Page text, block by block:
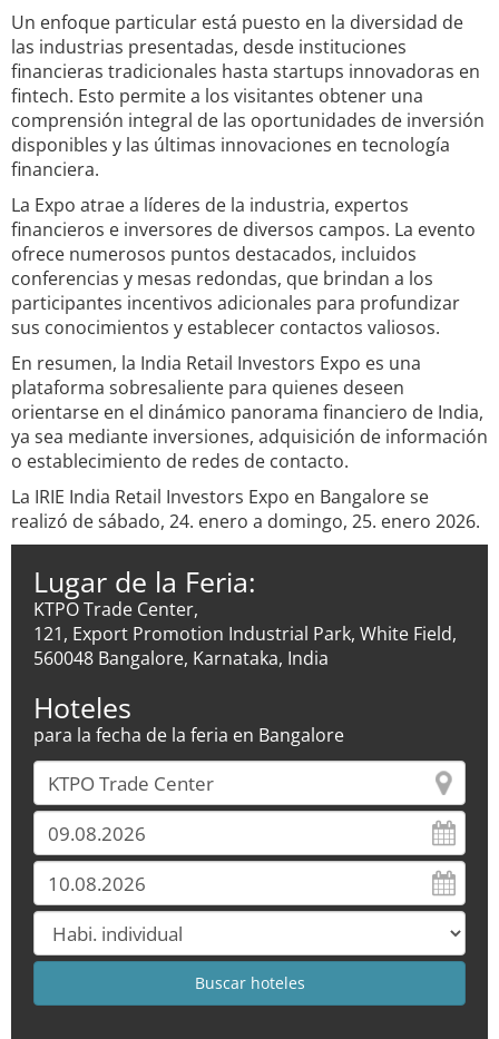
Un enfoque particular está puesto en la diversidad de
las industrias presentadas, desde instituciones
financieras tradicionales hasta startups innovadoras en
fintech. Esto permite a los visitantes obtener una
comprensión integral de las oportunidades de inversión
disponibles y las últimas innovaciones en tecnología
financiera.
La Expo atrae a líderes de la industria, expertos
financieros e inversores de diversos campos. La evento
ofrece numerosos puntos destacados, incluidos
conferencias y mesas redondas, que brindan a los
participantes incentivos adicionales para profundizar
sus conocimientos y establecer contactos valiosos.
En resumen, la India Retail Investors Expo es una
plataforma sobresaliente para quienes deseen
orientarse en el dinámico panorama financiero de India,
ya sea mediante inversiones, adquisición de información
o establecimiento de redes de contacto.
La IRIE India Retail Investors Expo en Bangalore se
realizó de sábado, 24. enero a domingo, 25. enero 2026.
Lugar de la Feria:
KTPO Trade Center,
121, Export Promotion Industrial Park, White Field,
560048 Bangalore, Karnataka, India
Hoteles
para la fecha de la feria en Bangalore